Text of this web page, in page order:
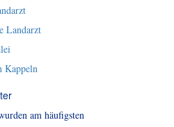
Landarzt
Kappeln
am häufigsten